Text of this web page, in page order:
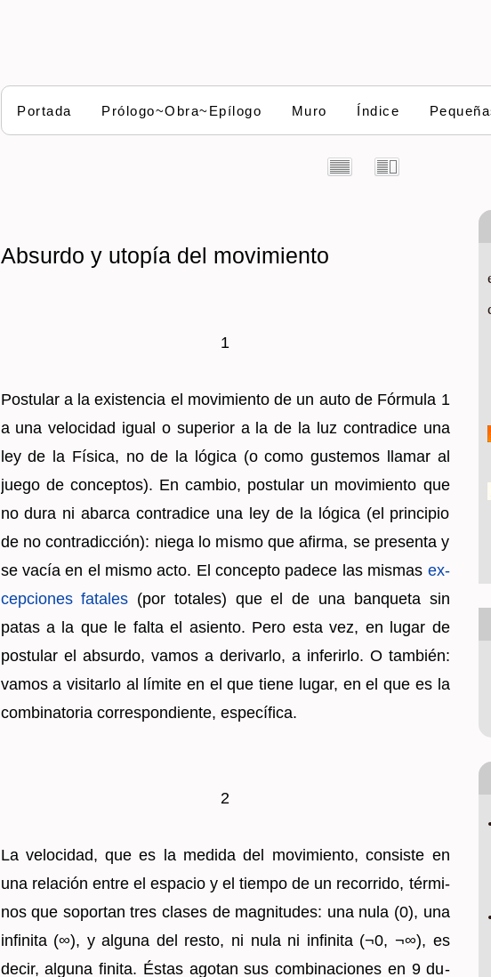
Portada Prólogo~Obra~Epílogo Muro Índice
Absurdo y utopía del movimiento
1
Pos­tu­lar a la exis­ten­cia el mo­vi­mien­to de un auto de Fór­mu­la 1
a una ve­lo­ci­dad igual o su­pe­rior a la de la luz con­tra­di­ce una
ley de la Fí­si­ca, no de la ló­gi­ca (o como gus­te­mos lla­mar al
juego de con­cep­tos). En cam­bio, pos­tu­lar un mo­vi­mien­to que
no dura ni abar­ca con­tra­di­ce una ley de la ló­gi­ca (el prin­ci­pio
de no con­tra­dic­ción): niega lo mismo que afir­ma, se pre­sen­ta y
se vacía en el mismo acto. El con­cep­to pa­de­ce las mis­mas ex­
cep­cio­nes fa­ta­les (por to­ta­les) que el de una ban­que­ta sin
patas a la que le falta el asien­to. Pero esta vez, en lugar de
pos­tu­lar el ab­sur­do, vamos a de­ri­var­lo, a in­fe­rir­lo. O tam­bién:
vamos a vi­si­tar­lo al lí­mi­te en el que tiene lugar, en el que es la
com­bi­na­to­ria co­rres­pon­dien­te, es­pe­cí­fi­ca.
2
La ve­lo­ci­dad, que es la me­di­da del mo­vi­mien­to, con­sis­te en
una re­la­ción entre el es­pa­cio y el tiem­po de un re­co­rri­do, tér­mi­
nos que so­por­tan tres cla­ses de mag­ni­tu­des: una nula (0), una
in­fi­ni­ta (∞), y al­gu­na del resto, ni nula ni in­fi­ni­ta (¬0, ¬∞), es
decir, al­gu­na fi­ni­ta. Éstas ago­tan sus com­bi­na­cio­nes en 9 du­